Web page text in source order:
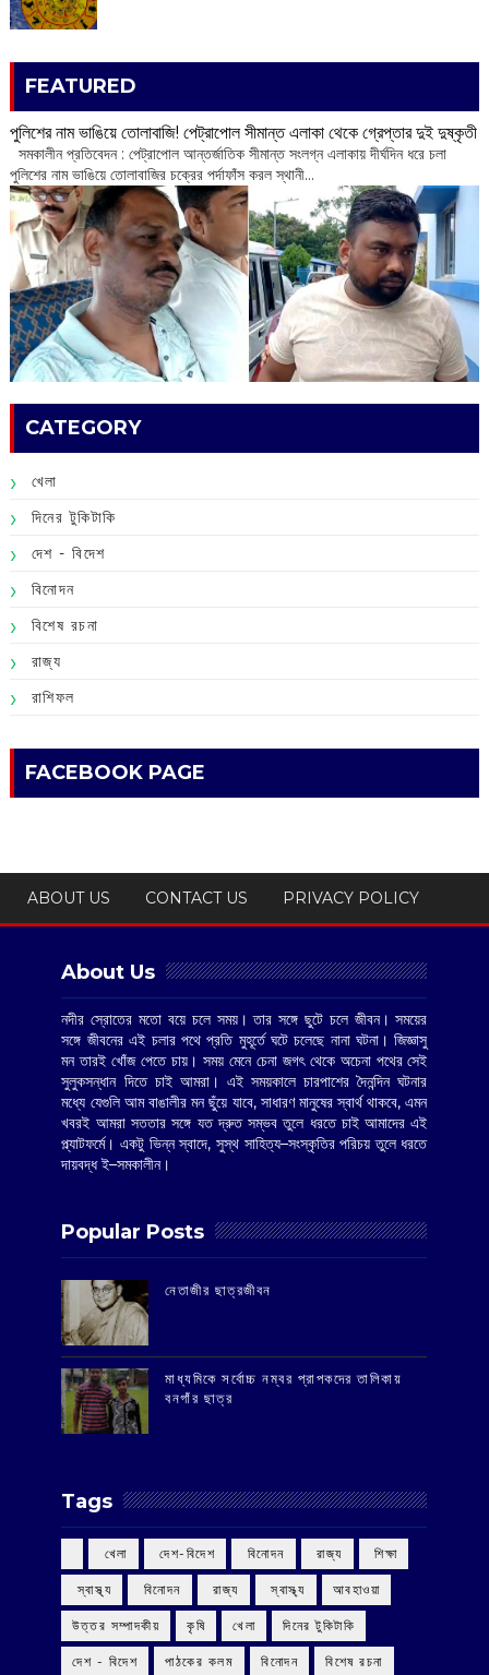
FEATURED
পুলিশের নাম ভাঙিয়ে তোলাবাজি! পেট্রাপোল সীমান্ত এলাকা থেকে গ্রেপ্তার দুই দুষ্কৃতী
সমকালীন প্রতিবেদন : পেট্রাপোল আন্তর্জাতিক সীমান্ত সংলগ্ন এলাকায় দীর্ঘদিন ধরে চলা
পুলিশের নাম ভাঙিয়ে তোলাবাজির চক্রের পর্দাফাঁস করল স্থানী...
CATEGORY
খেলা
দিনের টুকিটাকি
দেশ - বিদেশ
বিনোদন
বিশেষ রচনা
রাজ্য
রাশিফল
FACEBOOK PAGE
ABOUT US CONTACT US PRIVACY POLICY
About Us
নদীর স্রোতের মতো বয়ে চলে সময়। তার সঙ্গে ছুটে চলে জীবন। সময়ের
সঙ্গে জীবনের এই চলার পথে প্রতি মুহূর্তে ঘটে চলেছে নানা ঘটনা। জিজ্ঞাসু
মন তারই খোঁজ পেতে চায়। সময় মেনে চেনা জগৎ থেকে অচেনা পথের সেই
সুলুকসন্ধান দিতে চাই আমরা। এই সময়কালে চারপাশের দৈনন্দিন ঘটনার
মধ্যে যেগুলি আম বাঙালীর মন ছুঁয়ে যাবে, সাধারণ মানুষের স্বার্থ থাকবে, এমন
খবরই আমরা সততার সঙ্গে যত দ্রুত সম্ভব তুলে ধরতে চাই আমাদের এই
প্ল্যাটফর্মে। একটু ভিন্ন স্বাদে, সুস্থ সাহিত্য–সংস্কৃতির পরিচয় তুলে ধরতে
দায়বদ্ধ ই–সমকালীন।
Popular Posts
‌নেতাজীর ছাত্রজীবন
মাধ্যমিকে সর্বোচ্চ নম্বর প্রাপকদের তালিকায়
বনগাঁর ছাত্র
Tags
‌ খেলা ‌ দেশ-বিদেশ ‌ বিনোদন ‌ রাজ্য ‌ শিক্ষা
‌ স্বাস্থ্য ‌ বিনোদন ‌ রাজ্য ‌ স্বাস্থ্য আবহাওয়া
উত্তর সম্পাদকীয় কৃষি খেলা দিনের টুকিটাকি
দেশ - বিদেশ পাঠকের কলম বিনোদন বিশেষ রচনা